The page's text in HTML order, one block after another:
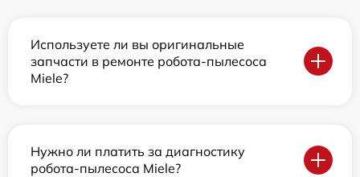
Используете ли вы оригинальные
запчасти в ремонте робота-пылесоса
Miele?
Нужно ли платить за диагностику
робота-пылесоса Miele?